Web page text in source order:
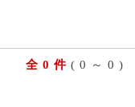
全 0 件 ( 0